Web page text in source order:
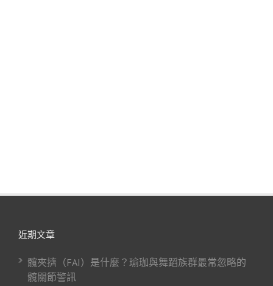
近期文章
髖夾擠（FAI）是什麼？瑜珈與舞蹈族群最常忽略的
髖關節警訊